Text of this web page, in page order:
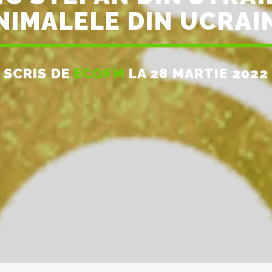
DIN
SCRIS DEECOFM LA 28 MARTIE 2022